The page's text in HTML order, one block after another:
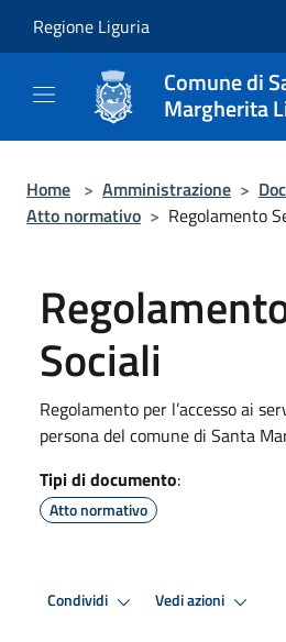
Regione Liguria
Comune di
Margherita
Home > Amministrazione >
Atto normativo > Regolamento
Sociali
Regolamento per l’accesso ai
persona del comune di Santa
Tipi di documento:
Atto normativo
Condividi Vedi azioni